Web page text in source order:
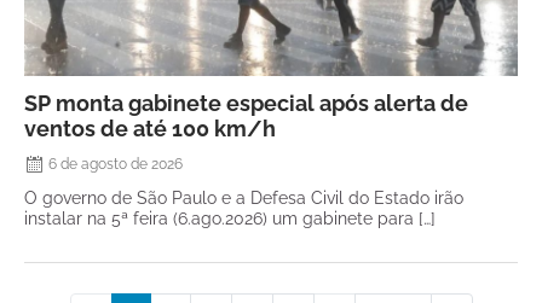
SP monta gabinete especial após alerta de
ventos de até 100 km/h
6 de agosto de 2026
O governo de São Paulo e a Defesa Civil do Estado irão
instalar na 5ª feira (6.ago.2026) um gabinete para […]